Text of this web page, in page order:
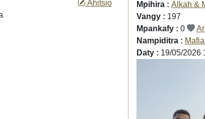
Ahitsio
Mpihira : Alkah &
Vangy : 197
Mpankafy : 0
Nampiditra :
Daty : 19/05/2026